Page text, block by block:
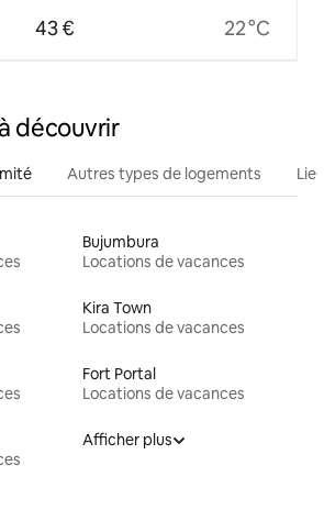
43 € 22 °C
découvrir
Autres types de logements
Bujumbura
Locations de vacances
Kira Town
Locations de vacances
Fort Portal
Locations de vacances
Afficher plus